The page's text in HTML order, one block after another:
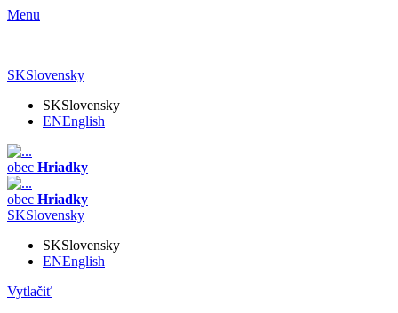
Menu
SKSlovensky
SKSlovensky
ENEnglish
obec Hriadky
obec Hriadky
SKSlovensky
SKSlovensky
ENEnglish
Vytlačiť